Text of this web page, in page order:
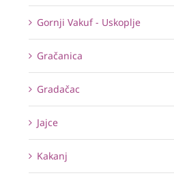
Gornji Vakuf - Uskoplje
Gračanica
Gradačac
Jajce
Kakanj